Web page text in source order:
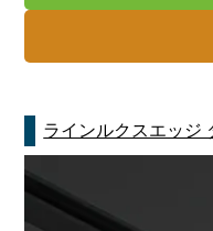
ラインルクスエッジ